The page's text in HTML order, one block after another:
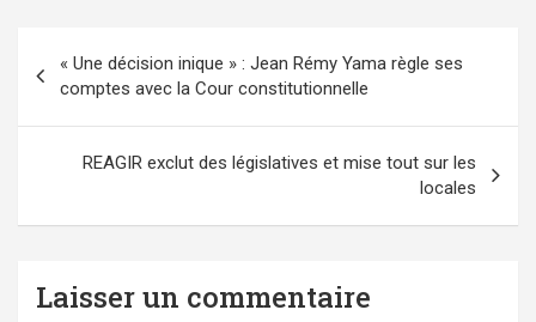
de
l’article
« Une décision inique » : Jean Rémy Yama règle ses
comptes avec la Cour constitutionnelle
REAGIR exclut des législatives et mise tout sur les
locales
Laisser un commentaire